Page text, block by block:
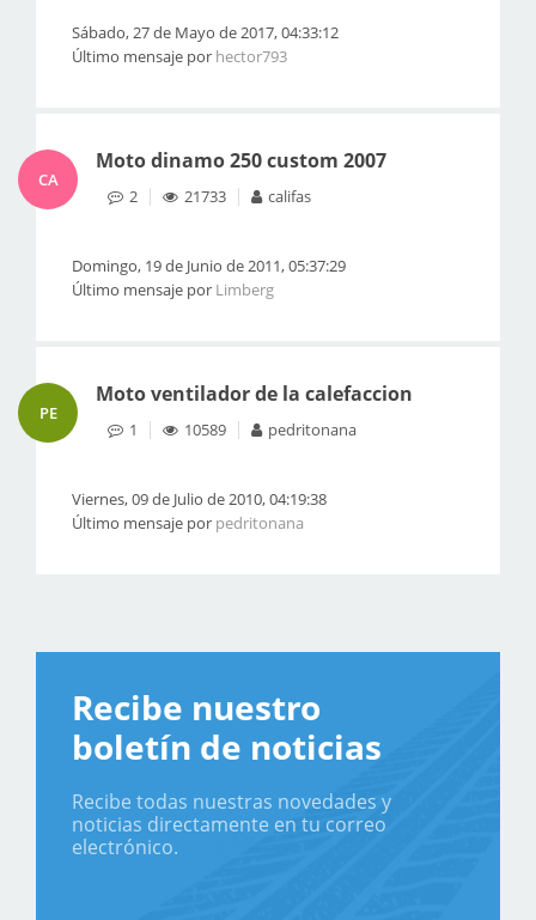
Sábado, 27 de Mayo de 2017, 04:33:12
Último mensaje por hector793
CA
Moto dinamo 250 custom 2007
2 21733 califas
Domingo, 19 de Junio de 2011, 05:37:29
Último mensaje por Limberg
PE
Moto ventilador de la calefaccion
1 10589 pedritonana
Viernes, 09 de Julio de 2010, 04:19:38
Último mensaje por pedritonana
Recibe nuestro
boletín de noticias
Recibe todas nuestras novedades y
noticias directamente en tu correo
electrónico.